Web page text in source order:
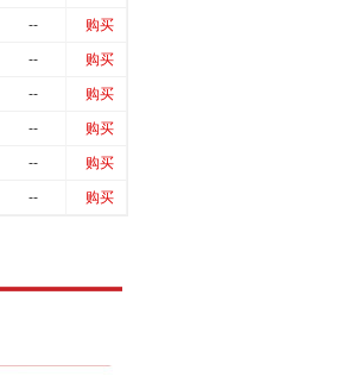
-- 购买
-- 购买
-- 购买
-- 购买
-- 购买
-- 购买